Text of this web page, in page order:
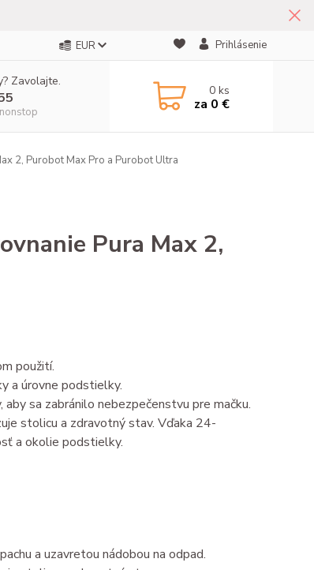
EUR Prihlásenie
Zavolajte.
0ks
za 0 €
2, Purobot Max Pro a Purobot Ultra
Pura Max 2,
použití.
a úrovne podstielky.
sa zabránilo nebezpečenstvu pre mačku.
stolicu a zdravotný stav. Vďaka 24-
a okolie podstielky.
a uzavretou nádobou na odpad.